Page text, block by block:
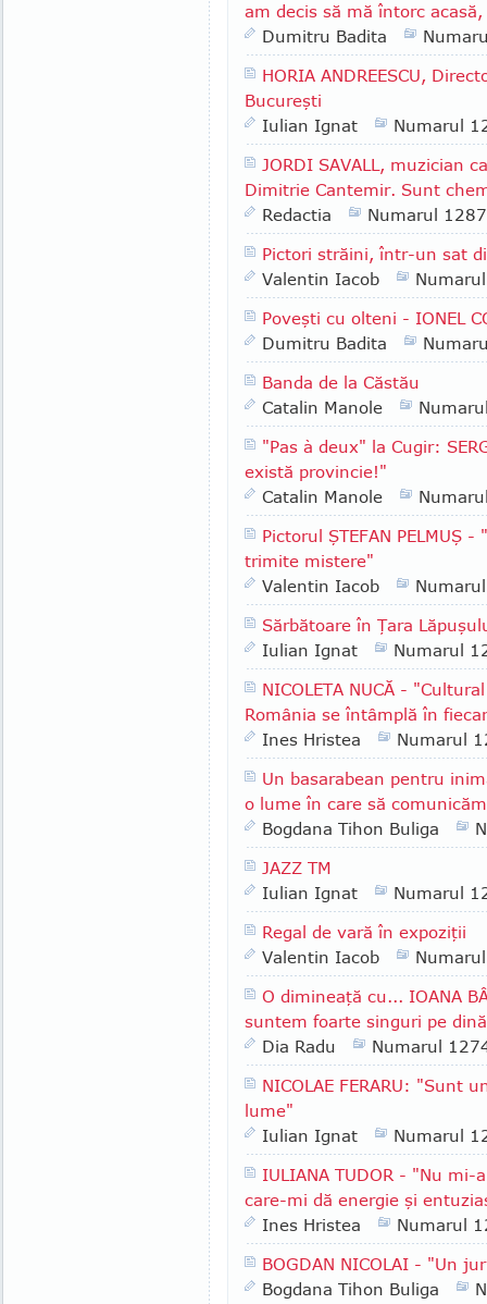
am decis să mă întorc
Dumitru Badita
HORIA ANDREESCU,
Bucureşti
Iulian Ignat
Numarul
JORDI SAVALL, muzician
Dimitrie Cantemir. Sunt
Redactia
Numarul 1287
Pictori străini, într-un sat
Valentin Iacob
Poveşti cu olteni - IONEL
Dumitru Badita
Banda de la Căstău
Catalin Manole
"Pas à deux" la Cugir:
există provincie!"
Catalin Manole
Pictorul ŞTEFAN PELMUŞ
trimite mistere"
Valentin Iacob
Sărbătoare în Ţara
Iulian Ignat
Numarul
NICOLETA NUCĂ -
România se întâmplă în
Ines Hristea
Numarul
Un basarabean pentru
o lume în care să
Bogdana Tihon Buliga
JAZZ TM
Iulian Ignat
Numarul
Regal de vară în expoziţii
Valentin Iacob
O dimineaţă cu... IOANA
suntem foarte singuri pe
Dia Radu
Numarul
NICOLAE FERARU: "Sunt
lume"
Iulian Ignat
Numarul
IULIANA TUDOR - "Nu
care-mi dă energie şi
Ines Hristea
Numarul
BOGDAN NICOLAI - "Un
Bogdana Tihon Buliga